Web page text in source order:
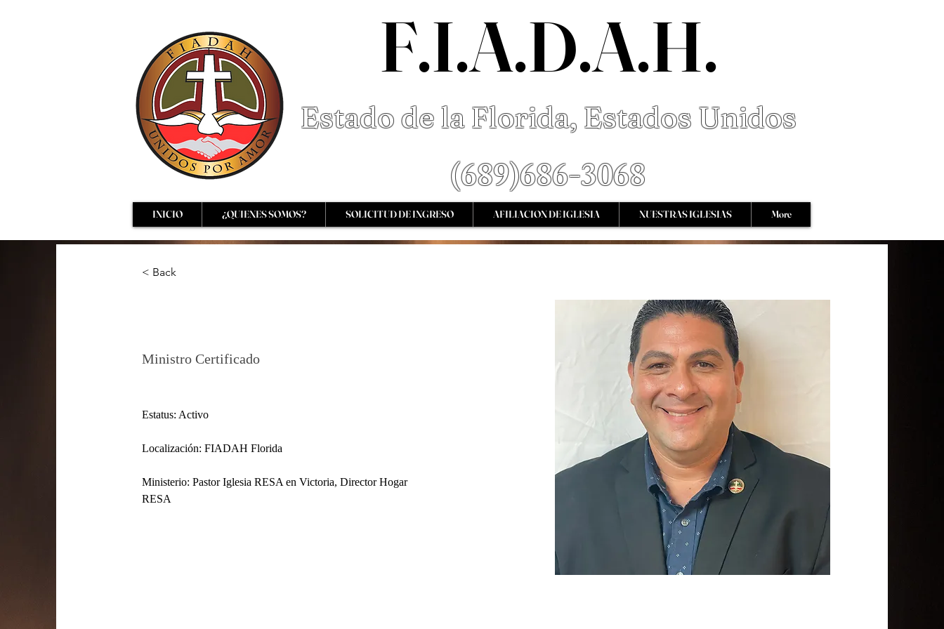
F.I.A.D.A.H.
Estado de la Florida, Estados Unidos
(689)686-3068
INICIO ¿QUIENES SOMOS? SOLICITUD DE INGRESO AFILIACION DE IGLESIA NUESTRAS IGLESIAS More
< Back
Ministro Certificado
Estatus: Activo
Localización: FIADAH Florida
Ministerio: Pastor Iglesia RESA en Victoria, Director Hogar
RESA